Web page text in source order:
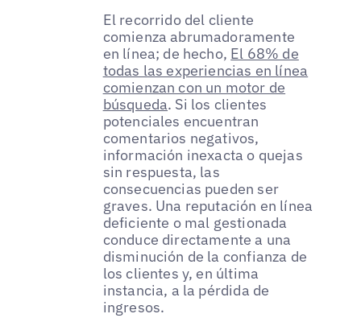
El recorrido del cliente
comienza abrumadoramente
en línea; de hecho, El 68% de
todas las experiencias en línea
comienzan con un motor de
búsqueda. Si los clientes
potenciales encuentran
comentarios negativos,
información inexacta o quejas
sin respuesta, las
consecuencias pueden ser
graves. Una reputación en línea
deficiente o mal gestionada
conduce directamente a una
disminución de la confianza de
los clientes y, en última
instancia, a la pérdida de
ingresos.